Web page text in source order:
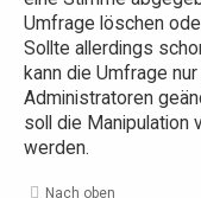
Umfrage löschen
Sollte allerdings
kann die Umfrage
Administratoren
soll die Manipulation
werden.
Nach oben